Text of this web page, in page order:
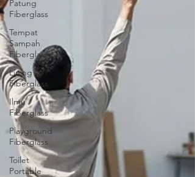
Patung
Fiberglass
Tempat
Sampah
Fiberglass
Lining
Fiberglass
Ilmu
Fiberglass
Playground
Fiberglass
Toilet
Portable